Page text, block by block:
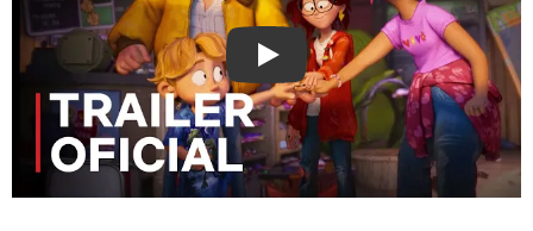
Watch on YouTube